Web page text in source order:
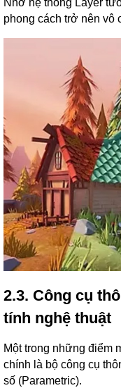
Nhờ hệ thống Layer
phong cách trở nên vô
2.3. Công cụ
tính nghệ thuật
Một trong những điểm
chính là bộ công cụ
số (Parametric).